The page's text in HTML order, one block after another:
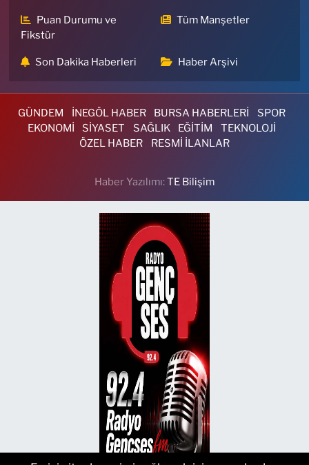
Puan Durumu ve
Fikstür
Tüm Manşetler
Son Dakika Haberleri Haber Arşivi
GÜNDEM İNEGÖL HABER BURSA HABERLERİ
SPOR
EKONOMİ
SİYASET SAĞLIK EĞİTİM
TEKNOLOJİ
ÖZEL HABER
RESMİ İLANLAR
Haber Yazılımı:TE Bilişim